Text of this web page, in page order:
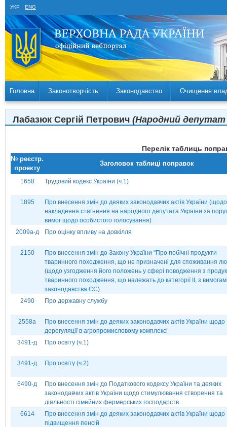
УКР ENG
Головна Законотворчість Законодавство Очищення
Лабазюк Сергій Петрович (Народний депутат
Перелік таблиць
№ реєстр.
проекту
Заголовок таблиці поправок
1658 Трудовий кодекс України (ч.1)
1895
Про внесення змін до деяких законодавчих актів України (щодо
накладення стягнення на народного депутата України за
вимог щодо особистого голосування)
2009а-д
Про оцінку впливу на довкілля
2150
Про внесення змін до Закону України "Про побічні продукти
тваринного походження, що не призначені для споживання
(щодо узгодження його положень у сфері поводження з
тваринного походження, що належать до категорії ІІ, з
законодавства ЄС)
2490
Про державну службу
2558а
Про внесення змін до деяких законодавчих актів України щодо
дерегуляції в агропромисловому комплексі
3491-д
Про освіту (ч.1)
3491-д Про освіту (ч.2)
6490-д
Про внесення змін до Податкового кодексу України та деяких
законодавчих актів України щодо стимулювання створення та
діяльності сімейних фермерських господарств
6614
Про внесення змін до деяких законодавчих актів України щодо
підвищення пенсій